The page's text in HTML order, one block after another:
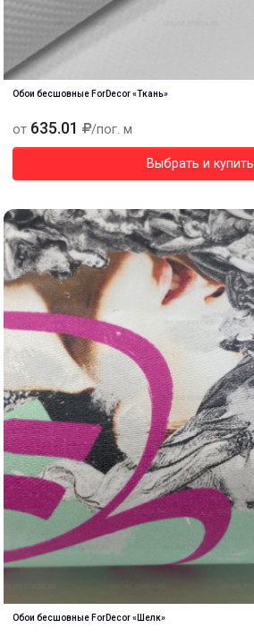
Обои бесшовные ForDecor «Ткань»
от 635.01 /пог. м
Выбрать и купить
Обои бесшовные ForDecor «Шелк»